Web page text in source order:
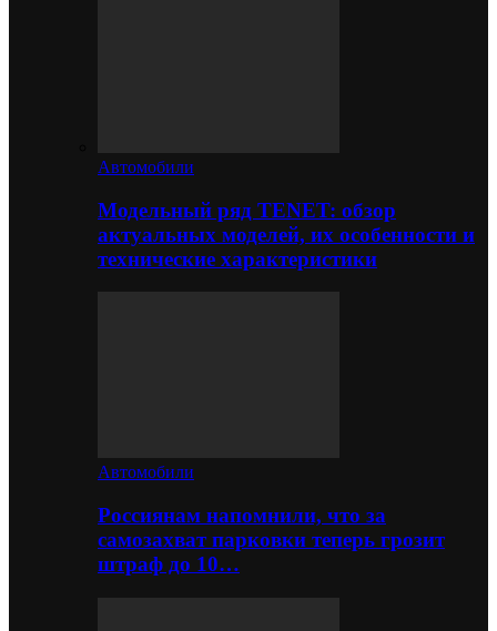
Автомобили
Модельный ряд TENET: обзор
актуальных моделей, их особенности и
технические характеристики
Автомобили
Россиянам напомнили, что за
самозахват парковки теперь грозит
штраф до 10…